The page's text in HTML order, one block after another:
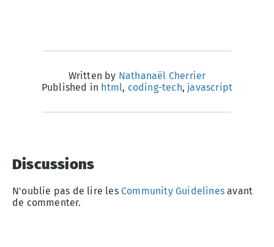
Written by Nathanaël Cherrier
Published in html, coding-tech, javascript
Discussions
N'oublie pas de lire les Community Guidelines avant
de commenter.